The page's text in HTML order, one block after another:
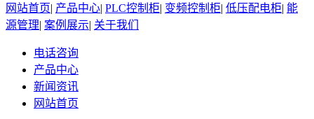
网站首页| 产品中心| PLC控制柜| 变频控制柜| 低压配电柜| 能
源管理| 案例展示| 关于我们
电话咨询
产品中心
新闻资讯
网站首页